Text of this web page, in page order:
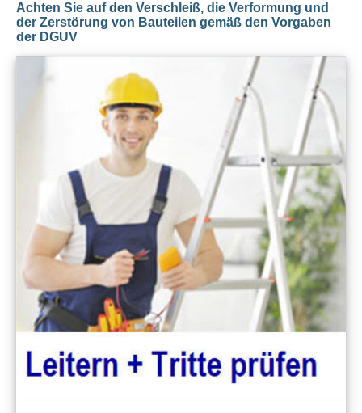
Achten Sie auf den Verschleiß, die Verformung und
der Zerstörung von Bauteilen gemäß den Vorgaben
der DGUV